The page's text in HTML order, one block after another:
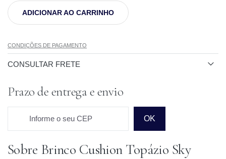
ADICIONAR AO CARRINHO
CONDIÇÕES DE PAGAMENTO
CONSULTAR FRETE
Prazo de entrega e envio
Informe o seu CEP OK
Prazo para o CEP
Sobre Brinco Cushion Topázio Sky